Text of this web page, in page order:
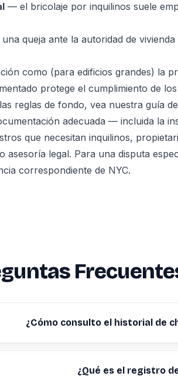
— el bricolaje por inquilinos suele
queja ante la autoridad de vivienda
como (para edificios grandes) la
protege el cumplimiento de
reglas de fondo, vea nuestra guía
adecuada — incluida la
que necesitan inquilinos,
asesoría legal. Para una disputa
correspondiente de NYC.
¿Cómo consulto el historial de
¿Qué es el registro